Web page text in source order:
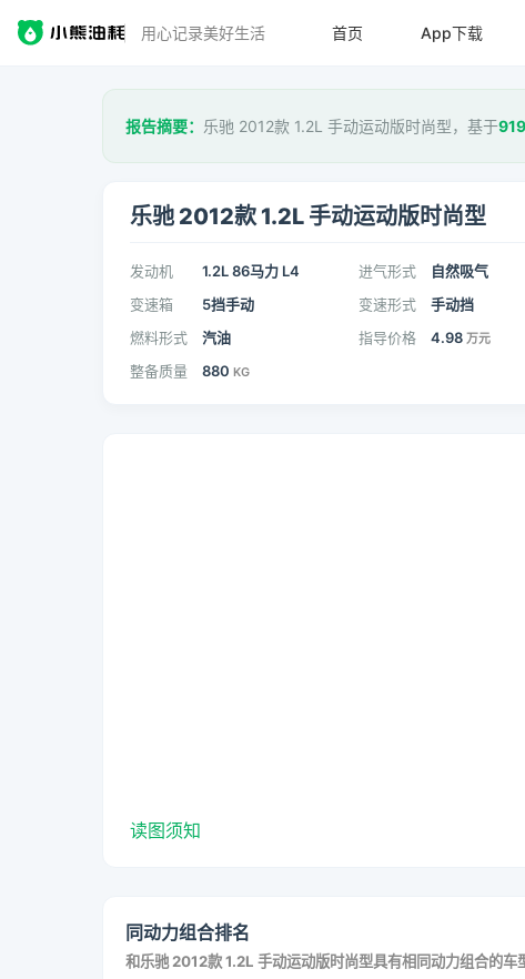
用心记录美好生活 首页 App下载
报告摘要： 乐驰 2012款 1.2L 手动运动版时尚型，基于
乐驰 2012款 1.2L 手动运动版时尚型
发动机 1.2L 86马力 L4 进气形式
自然吸气
变速箱
5挡手动 变速形式
手动挡
燃料形式
汽油 指导价格 4.98 万元
整备质量 880 KG
读图须知
同动力组合排名
和乐驰 2012款 1.2L 手动运动版时尚型具有相同动力组合的车